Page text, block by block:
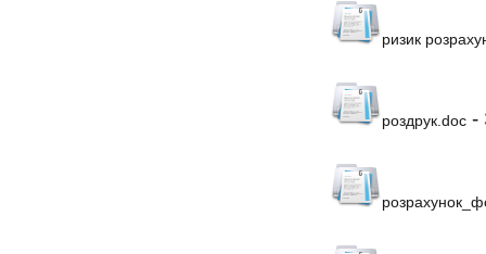
ризик
роздрук.doc-